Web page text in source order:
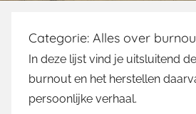
Categorie: Alles over
In deze lijst vind je uitsluitend
burnout en het herstellen
persoonlijke verhaal.